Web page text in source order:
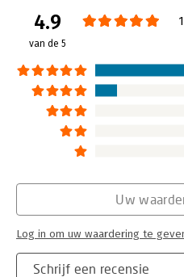
Uitgever:
Eburon
Verschijningsdatum:
Hoofdrubriek:
4.9
van de 5
Schrijf een recensie
Uw
Log in om uw waardering te